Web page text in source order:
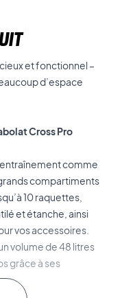
et fonctionnel –
d’espace
Cross Pro
comme
compartiments
10 raquettes,
et étanche, ainsi
vos accessoires.
volume de 48 litres
grâce à ses